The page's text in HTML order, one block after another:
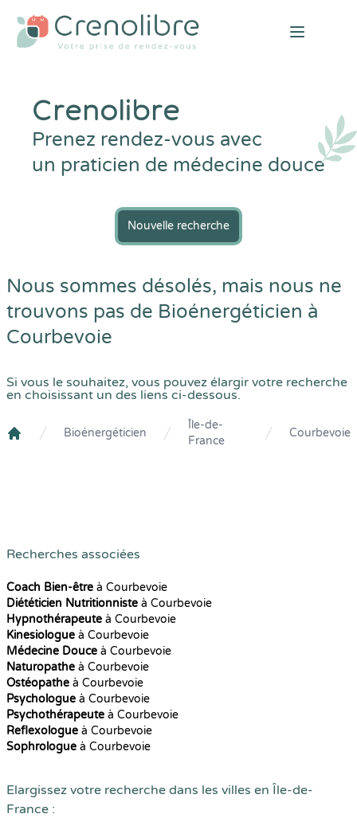
Open
Crenolibre
Prenez rendez-vous avec
un praticien de médecine douce
Nouvelle recherche
Nous sommes désolés, mais nous ne
trouvons pas de Bioénergéticien à
Courbevoie
Si vous le souhaitez, vous pouvez élargir votre recherche
en choisissant un des liens ci-dessous.
Bioénergéticien
Île-de-
France
Courbevoie
Recherches associées
Coach Bien-être à Courbevoie
Diététicien Nutritionniste à Courbevoie
Hypnothérapeute à Courbevoie
Kinesiologue à Courbevoie
Médecine Douce à Courbevoie
Naturopathe à Courbevoie
Ostéopathe à Courbevoie
Psychologue à Courbevoie
Psychothérapeute à Courbevoie
Reflexologue à Courbevoie
Sophrologue à Courbevoie
Elargissez votre recherche dans les villes en Île-de-
France :